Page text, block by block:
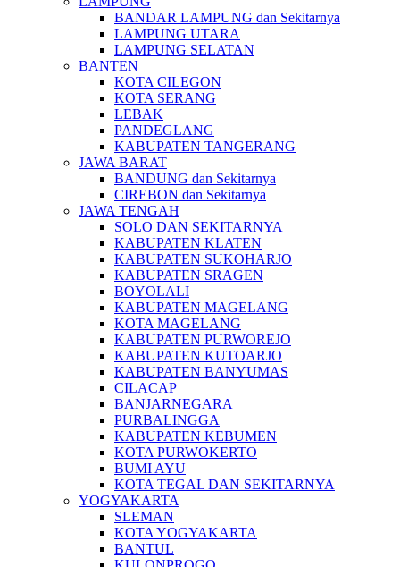
BANDAR LAMPUNG dan Sekitarnya
LAMPUNG UTARA
LAMPUNG SELATAN
BANTEN
KOTA CILEGON
KOTA SERANG
LEBAK
PANDEGLANG
KABUPATEN TANGERANG
JAWA BARAT
BANDUNG dan Sekitarnya
CIREBON dan Sekitarnya
JAWA TENGAH
SOLO DAN SEKITARNYA
KABUPATEN KLATEN
KABUPATEN SUKOHARJO
KABUPATEN SRAGEN
BOYOLALI
KABUPATEN MAGELANG
KOTA MAGELANG
KABUPATEN PURWOREJO
KABUPATEN KUTOARJO
KABUPATEN BANYUMAS
CILACAP
BANJARNEGARA
PURBALINGGA
KABUPATEN KEBUMEN
KOTA PURWOKERTO
BUMI AYU
KOTA TEGAL DAN SEKITARNYA
YOGYAKARTA
SLEMAN
KOTA YOGYAKARTA
BANTUL